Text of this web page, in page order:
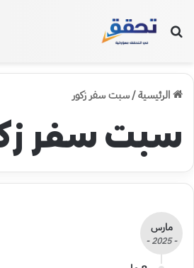
بحث عن
الرئيسية/سبت سفر زكور
سبت سفر
مارس
- 2025 -